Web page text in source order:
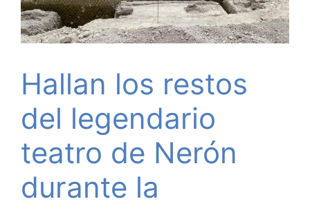
Hallan los restos
del legendario
teatro de Nerón
durante la